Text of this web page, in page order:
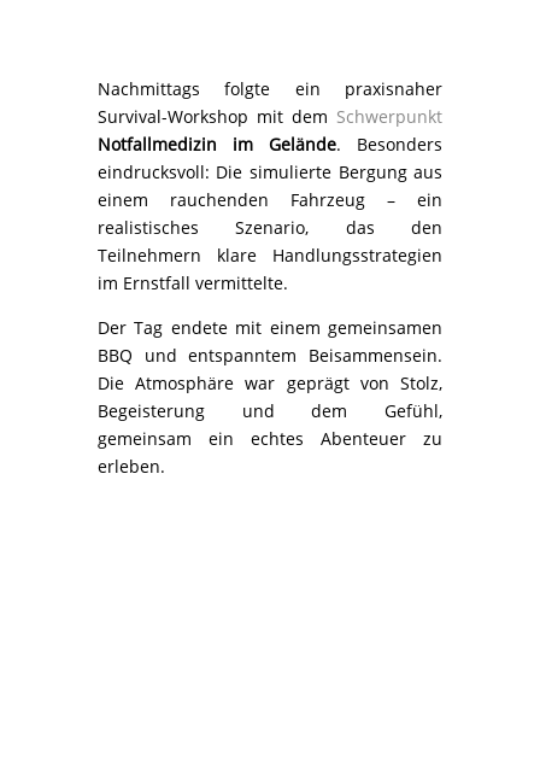
Nachmittags folgte ein praxisnaher
Survival-Workshop mit dem Schwerpunkt
Notfallmedizin im Gelände. Besonders
eindrucksvoll: Die simulierte Bergung aus
einem rauchenden Fahrzeug – ein
realistisches Szenario, das den
Teilnehmern klare Handlungsstrategien
im Ernstfall vermittelte.
Der Tag endete mit einem gemeinsamen
BBQ und entspanntem Beisammensein.
Die Atmosphäre war geprägt von Stolz,
Begeisterung und dem Gefühl,
gemeinsam ein echtes Abenteuer zu
erleben.